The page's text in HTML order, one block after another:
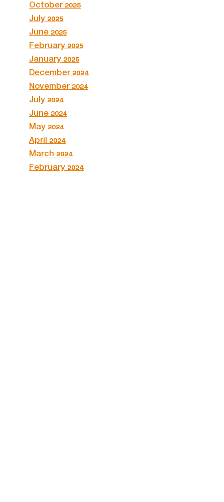
October 2025
July 2025
June 2025
February 2025
January 2025
December 2024
November 2024
July 2024
June 2024
May 2024
April 2024
March 2024
February 2024